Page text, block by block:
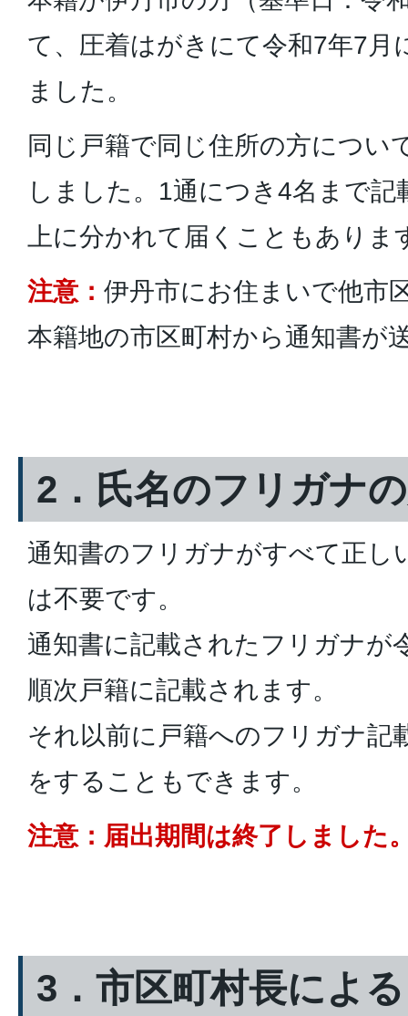
て、圧着はがきにて令和7年7月
ました。
同じ戸籍で同じ住所の方につい
しました。1通につき4名まで
上に分かれて届くこともありま
注意： 伊丹市にお住まいで他市
本籍地の市区町村から通知書が
2．氏名のフリガナ
通知書のフリガナがすべて正し
は不要です。
通知書に記載されたフリガナが
順次戸籍に記載されます。
それ以前に戸籍へのフリガナ記
をすることもできます。
注意：届出期間は終了しました
3．市区町村長によ